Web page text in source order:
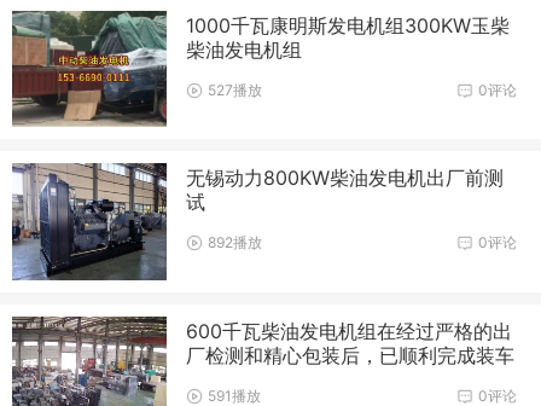
1000千瓦康明斯发电机组300KW玉柴
柴油发电机组
0评论
527播放
无锡动力800KW柴油发电机出厂前测
试
0评论
892播放
600千瓦柴油发电机组在经过严格的出
厂检测和精心包装后，已顺利完成装车
0评论
591播放